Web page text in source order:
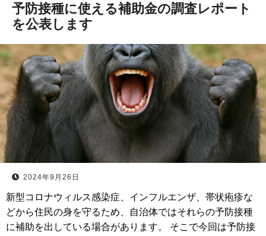
予防接種に使える補助金の調査レポート
を公表します
2024年9月26日
新型コロナウィルス感染症、インフルエンザ、帯状疱疹な
どから住民の身を守るため、自治体ではそれらの予防接種
に補助を出している場合があります。 そこで今回は予防接